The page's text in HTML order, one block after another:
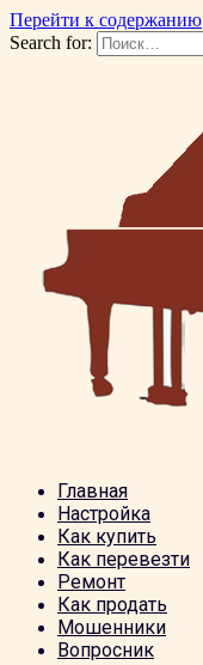
Перейти к содержанию
Search for:
Главная
Настройка
Как купить
Как перевезти
Ремонт
Как продать
Мошенники
Вопросник